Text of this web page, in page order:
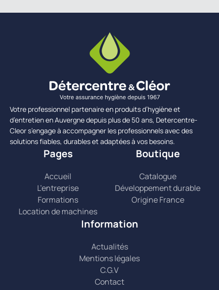
Votre professionnel partenaire en produits d’hygiène et
d’entretien en Auvergne depuis plus de 50 ans, Detercentre-
Cleor s’engage à accompagner les professionnels avec des
solutions fiables, durables et adaptées à vos besoins.
Pages
Accueil
L’entreprise
Formations
Location de machines
Boutique
Catalogue
Développement durable
Origine France
Information
Actualités
Mentions légales
C.G.V
Contact